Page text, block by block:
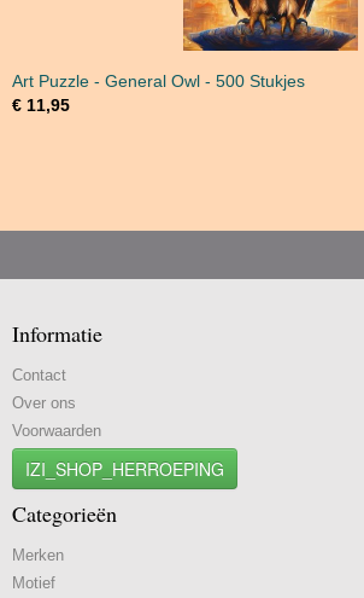
Art Puzzle - General Owl - 500 Stukjes
€ 11,95
Informatie
Contact
Over ons
Voorwaarden
IZI_SHOP_HERROEPING
Categorieën
Merken
Motief